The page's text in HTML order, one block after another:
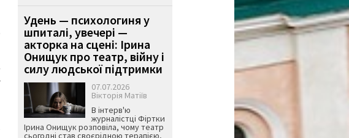
Удень — психологиня у
шпиталі, увечері —
акторка на сцені: Ірина
Онищук про театр, війну і
силу людської підтримки
07.07.2026
Вікторія Матіїв
В інтерв'ю
журналістці Фіртки
Ірина Онищук розповіла, чому театр